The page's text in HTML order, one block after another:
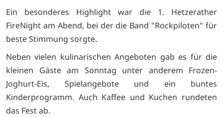
Ein besonderes Highlight war die 1. Hetzerather
FireNight am Abend, bei der die Band "Rockpiloten" für
beste Stimmung sorgte.
Neben vielen kulinarischen Angeboten gab es für die
kleinen Gäste am Sonntag unter anderem Frozen-
Joghurt-Eis, Spielangebote und ein buntes
Kinderprogramm. Auch Kaffee und Kuchen rundeten
das Fest ab.